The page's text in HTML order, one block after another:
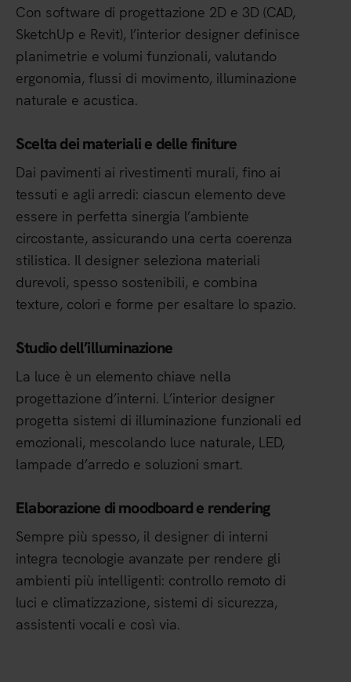
Con software di progettazione 2D e 3D (CAD,
SketchUp e Revit), l’interior designer definisce
planimetrie e volumi funzionali, valutando
ergonomia, flussi di movimento, illuminazione
naturale e acustica.
Scelta dei materiali e delle finiture
Dai pavimenti ai rivestimenti murali, fino ai
tessuti e agli arredi: ciascun elemento deve
essere in perfetta sinergia l’ambiente
circostante, assicurando una certa coerenza
stilistica. Il designer seleziona materiali
durevoli, spesso sostenibili, e combina
texture, colori e forme per esaltare lo spazio.
Studio dell’illuminazione
La luce è un elemento chiave nella
progettazione d’interni. L’interior designer
progetta sistemi di illuminazione funzionali ed
emozionali, mescolando luce naturale, LED,
lampade d’arredo e soluzioni smart.
Elaborazione di moodboard e rendering
Sempre più spesso, il designer di interni
integra tecnologie avanzate per rendere gli
ambienti più intelligenti: controllo remoto di
luci e climatizzazione, sistemi di sicurezza,
assistenti vocali e così via.